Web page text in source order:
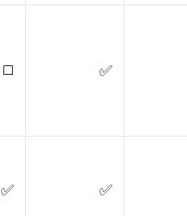
◻️ ✅
✅ ✅